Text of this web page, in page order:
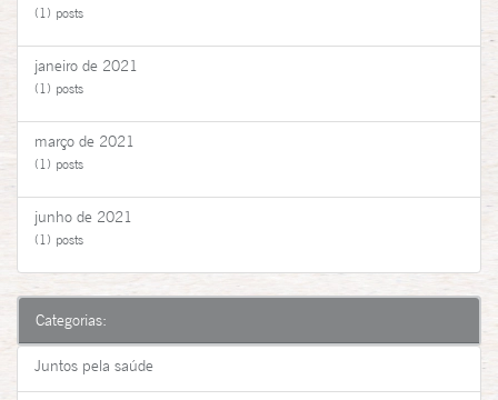
(1) posts
janeiro de 2021
(1) posts
março de 2021
(1) posts
junho de 2021
(1) posts
Categorias:
Juntos pela saúde